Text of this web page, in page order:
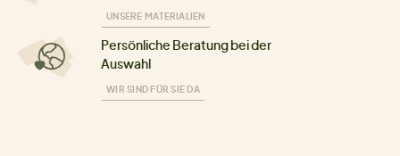
UNSERE MATERIALIEN
Persönliche Beratung bei der
Auswahl
WIR SIND FÜR SIE DA